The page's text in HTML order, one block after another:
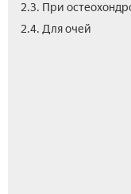
2.3. При
2.4. Для очей